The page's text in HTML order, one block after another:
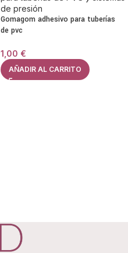
Gomagom adhesivo para tuberías
de pvc
1,00 €
AÑADIR AL CARRITO